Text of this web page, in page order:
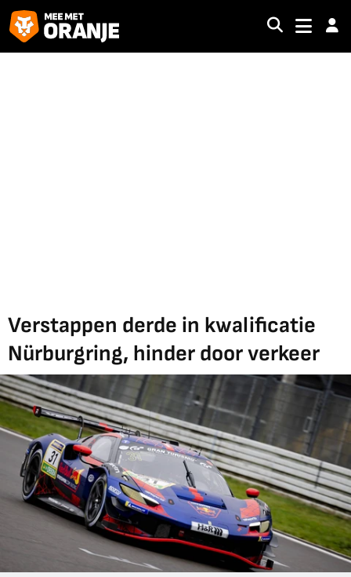
Verstappen derde in kwalificatie
Nürburgring, hinder door verkeer